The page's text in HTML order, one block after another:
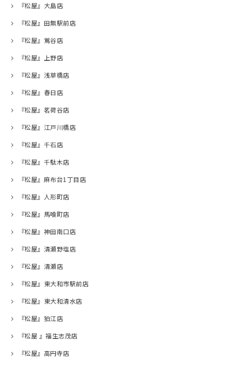
『松屋』大島店
『松屋』田無駅前店
『松屋』鴬谷店
『松屋』上野店
『松屋』浅草橋店
『松屋』春日店
『松屋』茗荷谷店
『松屋』江戸川橋店
『松屋』千石店
『松屋』千駄木店
『松屋』麻布台1丁目店
『松屋』人形町店
『松屋』馬喰町店
『松屋』神田南口店
『松屋』清瀬野塩店
『松屋』清瀬店
『松屋』東大和市駅前店
『松屋』東大和清水店
『松屋』狛江店
『松屋 』福生志茂店
『松屋』高円寺店